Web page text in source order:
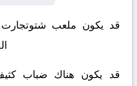
قد يكون ملعب شتوتجارت
قد يكون هناك ضباب